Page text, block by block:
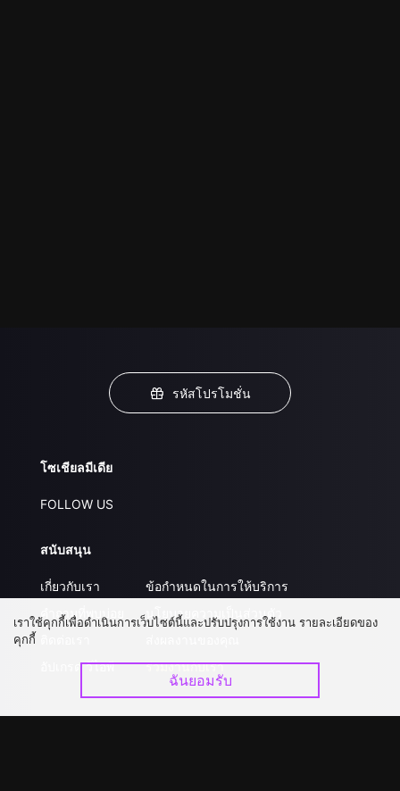
รหัสโปรโมชั่น
โซเชียลมีเดีย
FOLLOW US
สนับสนุน
เกี่ยวกับเรา
คำถามที่พบบ่อย
อัปเกรด วีไอพี
ข้อกำหนดในการให้บริการ
นโยบายความเป็นส่วนตัว
ร่วมงานกับเรา
เราใช้คุกกี้เพื่อดำเนินการเว็บไซต์นี้และปรับปรุงการใช้งาน รายละเอียดของ
คุกกี้
ฉันยอมรับ